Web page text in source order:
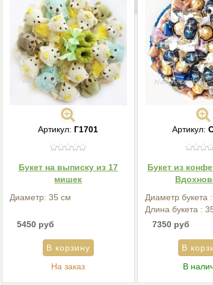
Артикул: Г1701
Букет на выписку из 17
мишек
Диаметр: 35 см
5450 руб
На заказ
Артикул:
Букет из
Диаметр букета
Длина букета :
7350 руб
В